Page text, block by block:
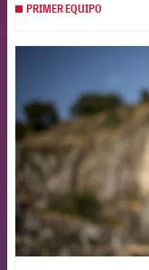
PRIMER EQUIPO